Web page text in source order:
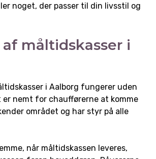
noget, der passer til din livsstil og
måltidskasser i
i Aalborg fungerer uden
er nemt for chaufførerne at komme
området og har styr på alle
når måltidskassen leveres,